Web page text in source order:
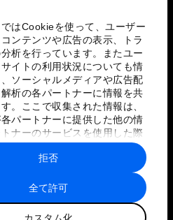
はCookieを使って、ユーザー
ンテンツや広告の表示、トラ
析を行っています。またユー
イトの利用状況についても情
ソーシャルメディアや広告配
析の各パートナーに情報を共
。ここで収集された情報は、
パートナーに提供した他の情
ナーのサービスを使用した際
た情報と組み合わされ、各パー
て使用されることがありま
全て許可
カスタム化
拒否
リシーと利用規約
トマップ